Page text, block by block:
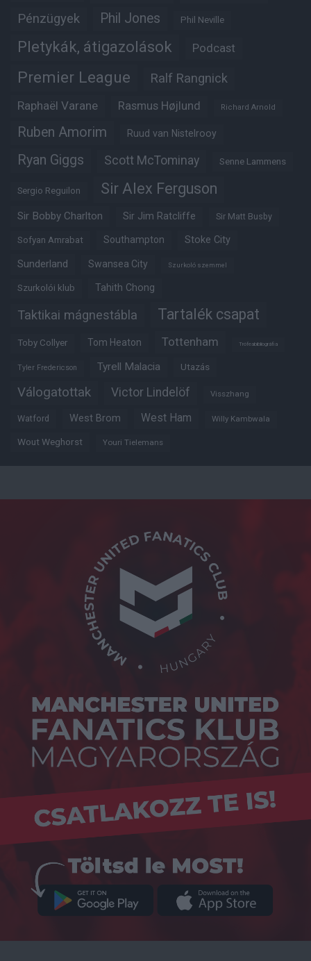
Pénzügyek Phil Jones Phil Neville
Pletykák, átigazolások Podcast
Premier League Ralf Rangnick
Raphaël Varane Rasmus Højlund Richard Arnold
Ruben Amorim Ruud van Nistelrooy
Ryan Giggs Scott McTominay Senne Lammens
Sergio Reguilon Sir Alex Ferguson
Sir Bobby Charlton Sir Jim Ratcliffe Sir Matt Busby
Sofyan Amrabat Southampton Stoke City
Sunderland Swansea City Szurkoló szemmel
Szurkolói klub Tahith Chong
Taktikai mágnestábla Tartalék csapat
Toby Collyer Tom Heaton Tottenham Trófeabibliográfia
Tyler Fredericson Tyrell Malacia Utazás
Válogatottak Victor Lindelöf Visszhang
Watford West Brom West Ham Willy Kambwala
Wout Weghorst Youri Tielemans